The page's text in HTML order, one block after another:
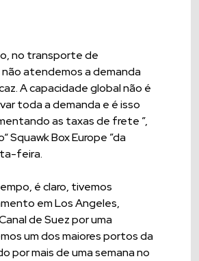
no transporte de
atendemos a demanda
A capacidade global não é
toda a demanda e é isso
as taxas de frete ”,
Squawk Box Europe ”da
feira.
é claro, tivemos
em Los Angeles,
de Suez por uma
um dos maiores portos da
por mais de uma semana no